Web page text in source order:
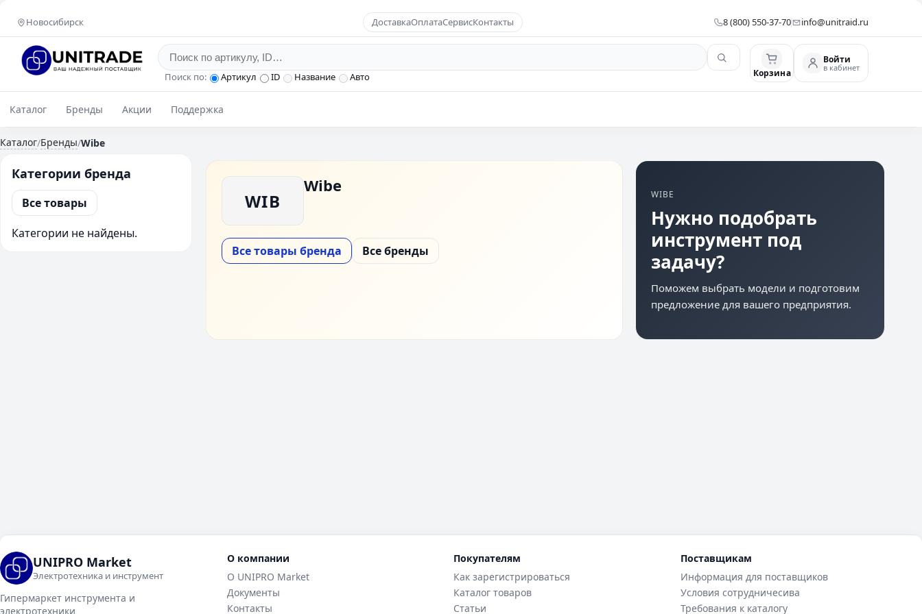
Новосибирск ДоставкаОплатаСервисКонтакты 8 (800) 550-37-70 info@unitraid.ru
Поиск по: Артикул ID Название Авто Корзина
Войти
в кабинет
Каталог Бренды Акции Поддержка
Каталог/Бренды/Wibe
Категории бренда
Все товары
Категории не найдены.
WIB
Wibe
Все товары бренда Все бренды
WIBE
Нужно подобрать
инструмент под
задачу?
Поможем выбрать модели и подготовим
предложение для вашего предприятия.
UNIPRO Market
Электротехника и инструмент
Гипермаркет инструмента и
электротехники
О компании
О UNIPRO Market
Документы
Контакты
Покупателям
Как зарегистрироваться
Каталог товаров
Статьи
Поставщикам
Информация для поставщиков
Условия сотрудничесива
Требования к каталогу